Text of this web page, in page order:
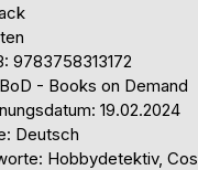
9783758313172
- Books on Demand
19.02.2024
Deutsch
Hobbydetektiv,